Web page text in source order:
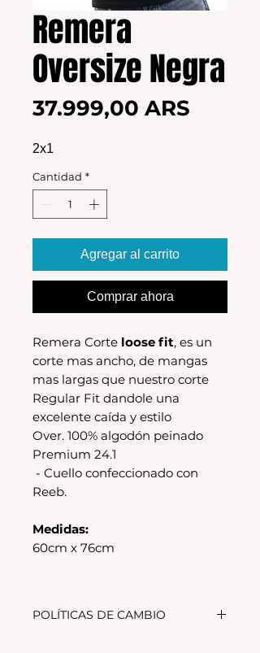
Remera
Oversize Negra
37.999,00 ARS
2x1
Cantidad *
Agregar al carrito
Comprar ahora
Remera Corte loose fit, es un
corte mas ancho, de mangas
mas largas que nuestro corte
Regular Fit dandole una
excelente caída y estilo
Over. 100% algodón peinado
Premium 24.1
- Cuello confeccionado con
Reeb.
Medidas:
60cm x 76cm
POLÍTICAS DE CAMBIO